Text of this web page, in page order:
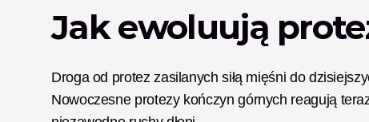
Jak ewoluują
Droga od protez zasilanych siłą mięśni do
Nowoczesne protezy kończyn górnych reagują